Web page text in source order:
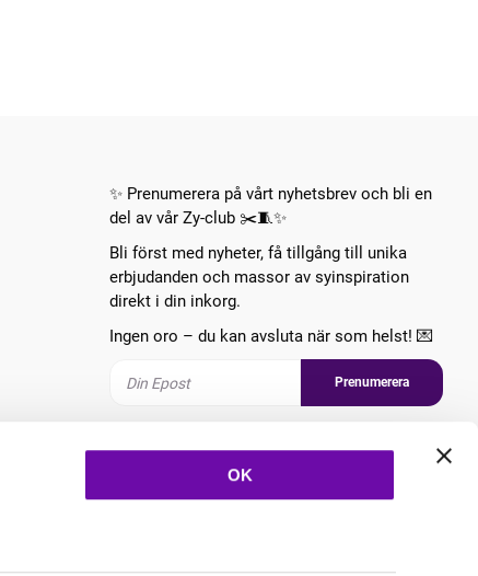
OK
✨ Prenumerera på vårt nyhetsbrev och bli en
del av vår Zy-club ✂️🧵✨
Bli först med nyheter, få tillgång till unika
erbjudanden och massor av syinspiration
direkt i din inkorg.
Ingen oro – du kan avsluta när som helst! 💌
Prenumerera